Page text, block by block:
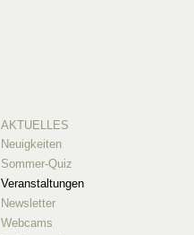
AKTUELLES
Neuigkeiten
Sommer-Quiz
Veranstaltungen
Newsletter
Webcams